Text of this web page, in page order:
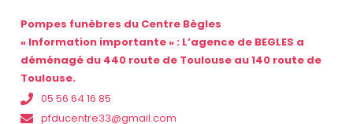
Pompes funèbres du Centre Bègles
« Information importante » : L’agence de BEGLES a
déménagé du 440 route de Toulouse au 140 route de
Toulouse.
05 56 64 16 85
pfducentre33@gmail.com